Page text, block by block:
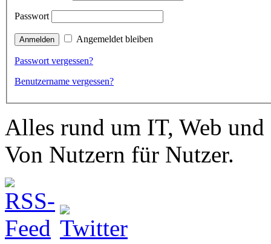
Passwort
Angemeldet bleiben
Passwort vergessen?
Benutzername vergessen?
Alles rund um IT, Web
Von Nutzern für Nutzer.